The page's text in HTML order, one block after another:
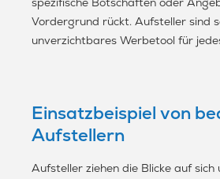
Vordergrund rückt. Aufsteller sind
unverzichtbares Werbetool für
Einsatzbeispiel von
Aufstellern
Aufsteller ziehen die Blicke auf sich